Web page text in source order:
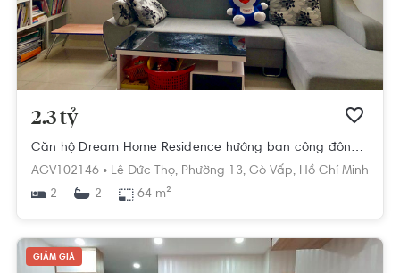
2.3 tỷ
Căn hộ Dream Home Residence hướng ban công đông đầy đủ nội thất diện tích 64m²
AGV102146 • Lê Đức Thọ, Phường 13, Gò Vấp, Hồ Chí Minh
2
2 64 m²
GIẢM GIÁ